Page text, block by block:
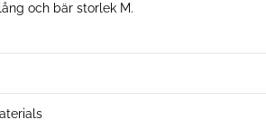
och bär storlek M.